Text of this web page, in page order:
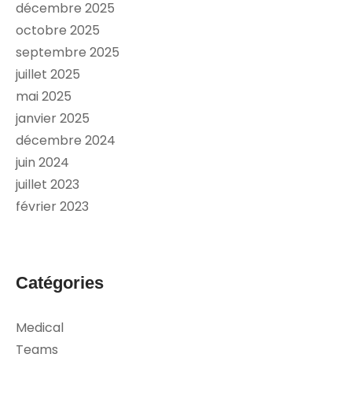
décembre 2025
octobre 2025
septembre 2025
juillet 2025
mai 2025
janvier 2025
décembre 2024
juin 2024
juillet 2023
février 2023
Catégories
Medical
Teams